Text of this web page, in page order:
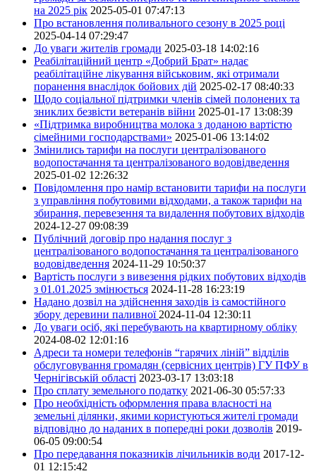
на 2025 рік 2025-05-01 07:47:13
Про встановлення поливального сезону в 2025 році
2025-04-14 07:29:47
До уваги жителів громади 2025-03-18 14:02:16
Реабілітаційний центр «Добрий Брат» надає
реабілітаційне лікування військовим, які отримали
поранення внаслідок бойових дій 2025-02-17 08:40:33
Щодо соціальної підтримки членів сімей полонених та
зниклих безвісти ветеранів війни 2025-01-17 13:08:39
«Підтримка виробництва молока з доданою вартістю
сімейними господарствами» 2025-01-06 13:14:02
Змінились тарифи на послуги централізованого
водопостачання та централізованого водовідведення
2025-01-02 12:26:32
Повідомлення про намір встановити тарифи на послуги
з управління побутовими відходами, а також тарифи на
збирання, перевезення та видалення побутових відходів
2024-12-27 09:08:39
Публічний договір про надання послуг з
централізованого водопостачання та централізованого
водовідведення 2024-11-29 10:50:37
Вартість послуги з вивезення рідких побутових відходів
з 01.01.2025 змінюється 2024-11-28 16:23:19
Надано дозвіл на здійснення заходів із самостійного
збору деревини паливної 2024-11-04 12:30:11
До уваги осіб, які перебувають на квартирному обліку
2024-08-02 12:01:16
Адреси та номери телефонів “гарячих ліній” відділів
обслуговування громадян (сервісних центрів) ГУ ПФУ в
Чернігівській області 2023-03-17 13:03:18
Про сплату земельного податку 2021-06-30 05:57:33
Про необхідність оформлення права власності на
земельні ділянки, якими користуються жителі громади
відповідно до наданих в попередні роки дозволів 2019-
06-05 09:00:54
Про передавання показників лічильників води 2017-12-
01 12:15:42